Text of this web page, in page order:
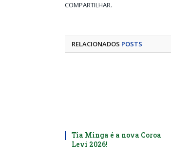
COMPARTILHAR.
RELACIONADOS POSTS
Tia Minga é a nova Coroa
Levi 2026!